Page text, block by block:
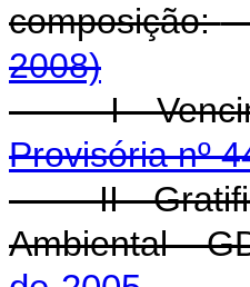
composição:
2008)
I -
Provisória nº
II -
Ambiental -